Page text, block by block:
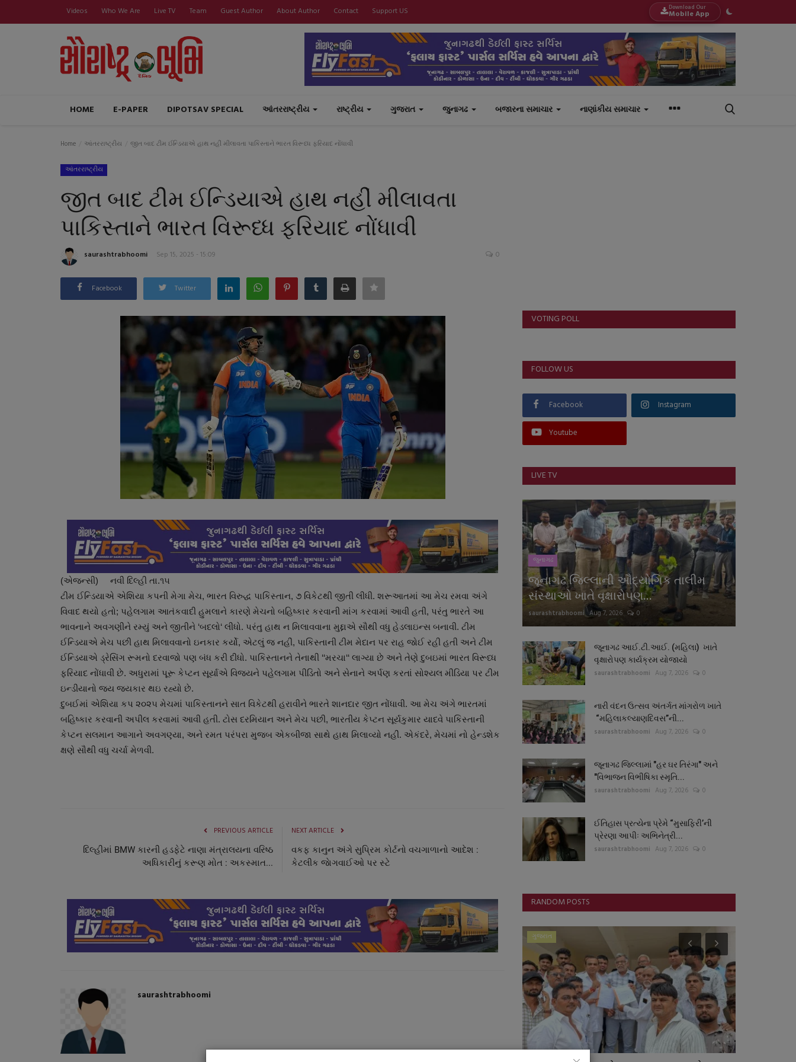
Videos Who We Are Live TV Team Guest Author About Author Contact Support US Download Our
Mobile App
HOME E-PAPER DIPOTSAV SPECIAL આંતરરાષ્ટ્રીય રાષ્ટ્રીય ગુજરાત જુનાગઢ બજારના સમાચાર નાણાંકીય સમાચાર
Home આંતરરાષ્ટ્રીય જીત બાદ ટીમ ઈન્ડિયાએ હાથ નહીં મીલાવતા પાકિસ્તાને ભારત વિરૂધ્ધ ફરિયાદ નોંધાવી
આંતરરાષ્ટ્રીય
જીત બાદ ટીમ ઈન્ડિયાએ હાથ નહીં મીલાવતા
પાકિસ્તાને ભારત વિરૂધ્ધ ફરિયાદ નોંધાવી
saurashtrabhoomi Sep 15, 2025 - 15:09 0
Facebook Twitter
(એજન્સી) નવી દિલ્હી તા.૧૫
ટીમ ઈન્ડિયાએ એશિયા કપની મેગા મેચ, ભારત વિરુદ્ધ પાકિસ્તાન, ૭ વિકેટથી જીતી લીધી. શરૂઆતમાં આ મેચ રમવા અંગે
વિવાદ થયો હતો; પહેલગામ આતંકવાદી હુમલાને કારણે મેચનો બહિષ્કાર કરવાની માંગ કરવામાં આવી હતી, પરંતુ ભારતે આ
ભાવનાને અવગણીને રમ્યું અને જીતીને ‘બદલો‘ લીધો. પરંતુ હાથ ન મિલાવવાના મુદ્દાએ સૌથી વધુ હેડલાઇન્સ બનાવી. ટીમ
ઈન્ડિયાએ મેચ પછી હાથ મિલાવવાનો ઇનકાર કર્યો, એટલું જ નહીં, પાકિસ્તાની ટીમ મેદાન પર રાહ જોઈ રહી હતી અને ટીમ
ઈન્ડિયાએ ડ્રેસિંગ રૂમનો દરવાજો પણ બંધ કરી દીધો. પાકિસ્તાનને તેનાથી ‘‘મરચા‘‘ લાગ્યા છે અને તેણે દુબઇમાં ભારત વિરૂધ્ધ
ફરિયાદ નોંધાવી છે. અધુરામાં પૂરૂ કેપ્ટન સૂર્યાએ વિજયને પહેલગામ પીડિતો અને સેનાને અર્પણ કરતાં સોશ્યલ મીડિયા પર ટીમ
ઇન્ડીયાનો જય જયકાર થઇ રહ્યો છે.
દુબઈમાં એશિયા કપ ૨૦૨૫ મેચમાં પાકિસ્તાનને સાત વિકેટથી હરાવીને ભારતે શાનદાર જીત નોંધાવી. આ મેચ અંગે ભારતમાં
બહિષ્કાર કરવાની અપીલ કરવામાં આવી હતી. ટોસ દરમિયાન અને મેચ પછી, ભારતીય કેપ્ટન સૂર્યકુમાર યાદવે પાકિસ્તાની
કેપ્ટન સલમાન આગાને અવગણ્યા, અને રમત પરંપરા મુજબ એકબીજા સાથે હાથ મિલાવ્યો નહીં. એકંદરે, મેચમાં નો હેન્ડશેક
ક્ષણે સૌથી વધુ ચર્ચા મેળવી.
PREVIOUS ARTICLE
દિલ્હીમાં BMW કારની હડફેટે નાણા મંત્રાલયના વરિષ્ઠ
અધિકારીનું કરૂણ મોત : અકસ્માત...
NEXT ARTICLE
વકફ કાનુન અંગે સુપ્રિમ કોર્ટનો વચગાળાનો આદેશ :
કેટલીક જાેગવાઈઓ પર સ્ટે
saurashtrabhoomi
VOTING POLL
FOLLOW US
Facebook Instagram
Youtube
LIVE TV
જુનાગઢ
જૂનાગઢ જિલ્લાની ઔદ્યોગિક તાલીમ
સંસ્થાઓ ખાતે વૃક્ષારોપણ...
saurashtrabhoomi Aug 7, 2026 0
જૂનાગઢ આઈ.ટી.આઈ. (મહિલા) ખાતે
વૃક્ષારોપણ કાર્યક્રમ યોજાયો
saurashtrabhoomi Aug 7, 2026 0
નારી વંદન ઉત્સવ અંતર્ગત માંગરોળ ખાતે
“મહિલાકલ્યાણદિવસ”ની...
saurashtrabhoomi Aug 7, 2026 0
જૂનાગઢ જિલ્લામાં "હર ઘર તિરંગા" અને
"વિભાજન વિભીષિકા સ્મૃતિ...
saurashtrabhoomi Aug 7, 2026 0
ઈતિહાસ પ્રત્યેના પ્રેમે “મુસાફિરી’ની
પ્રેરણા આપીઃ અભિનેત્રી...
saurashtrabhoomi Aug 7, 2026 0
RANDOM POSTS
સ્પોર્ટ્સ જુનાગઢ ગુજરાત